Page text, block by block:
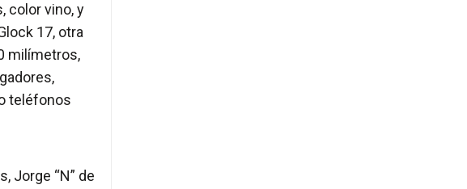
color vino, y
17, otra
milímetros,
teléfonos
Jorge “N” de